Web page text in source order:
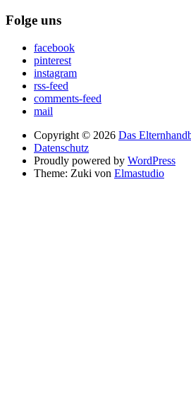
Folge uns
facebook
pinterest
instagram
rss-feed
comments-feed
mail
Copyright © 2026 Das
Datenschutz
Proudly powered by WordPress
Theme: Zuki von Elmastudio